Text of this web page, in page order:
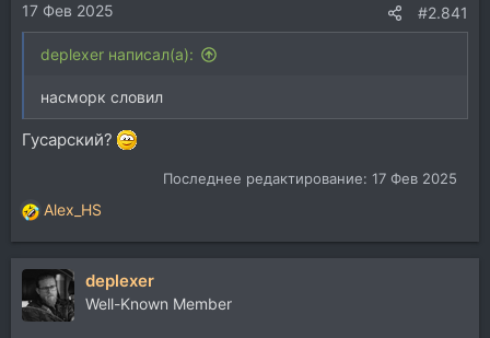
17 Фев 2025 #2.841
deplexer написал(а):
насморк словил
Гусарский?
Последнее редактирование: 17 Фев 2025
Р
е
а
ц
и
Alex_HS
deplexer
Well-Known Member